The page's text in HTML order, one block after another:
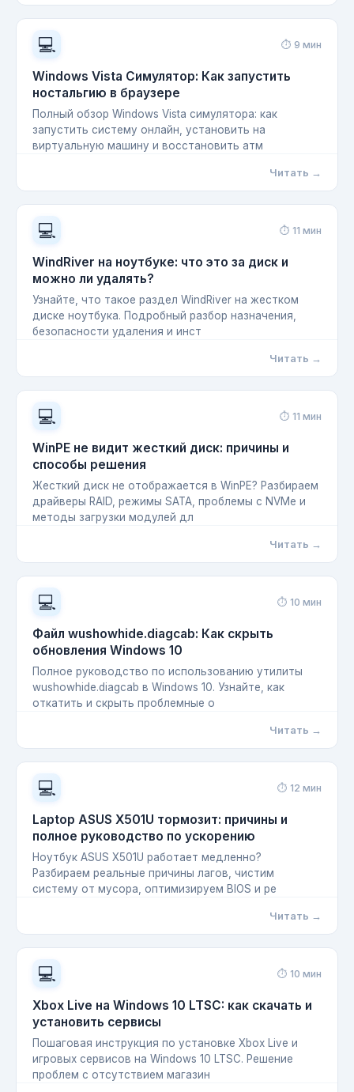
💻 ⏱ 9 мин
Windows Vista Симулятор: Как запустить
ностальгию в браузере
Полный обзор Windows Vista симулятора: как
запустить систему онлайн, установить на
виртуальную машину и восстановить атм
Читать →
💻 ⏱ 11 мин
WindRiver на ноутбуке: что это за диск и
можно ли удалять?
Узнайте, что такое раздел WindRiver на жестком
диске ноутбука. Подробный разбор назначения,
безопасности удаления и инст
Читать →
💻 ⏱ 11 мин
WinPE не видит жесткий диск: причины и
способы решения
Жесткий диск не отображается в WinPE? Разбираем
драйверы RAID, режимы SATA, проблемы с NVMe и
методы загрузки модулей дл
Читать →
💻 ⏱ 10 мин
Файл wushowhide.diagcab: Как скрыть
обновления Windows 10
Полное руководство по использованию утилиты
wushowhide.diagcab в Windows 10. Узнайте, как
откатить и скрыть проблемные о
Читать →
💻 ⏱ 12 мин
Laptop ASUS X501U тормозит: причины и
полное руководство по ускорению
Ноутбук ASUS X501U работает медленно?
Разбираем реальные причины лагов, чистим
систему от мусора, оптимизируем BIOS и ре
Читать →
💻 ⏱ 10 мин
Xbox Live на Windows 10 LTSC: как скачать и
установить сервисы
Пошаговая инструкция по установке Xbox Live и
игровых сервисов на Windows 10 LTSC. Решение
проблем с отсутствием магазин